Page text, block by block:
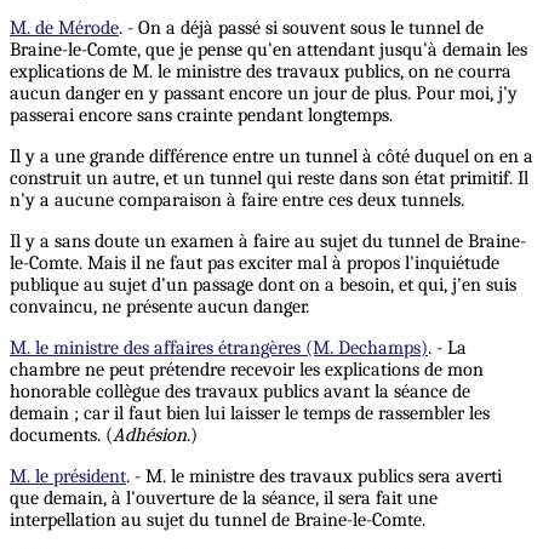
M. de Mérode. - On a déjà passé si souvent sous le tunnel de
Braine-le-Comte, que je pense qu'en attendant jusqu'à demain les
explications de M. le ministre des travaux publics, on ne courra
aucun danger en y passant encore un jour de plus. Pour moi, j'y
passerai encore sans crainte pendant longtemps.
Il y a une grande différence entre un tunnel à côté duquel on en a
construit un autre, et un tunnel qui reste dans son état primitif. Il
n'y a aucune comparaison à faire entre ces deux tunnels.
Il y a sans doute un examen à faire au sujet du tunnel de Braine-
le-Comte. Mais il ne faut pas exciter mal à propos l'inquiétude
publique au sujet d'un passage dont on a besoin, et qui, j'en suis
convaincu, ne présente aucun danger.
M. le ministre des affaires étrangères (M. Dechamps). - La
chambre ne peut prétendre recevoir les explications de mon
honorable collègue des travaux publics avant la séance de
demain ; car il faut bien lui laisser le temps de rassembler les
documents. (Adhésion.)
M. le président. - M. le ministre des travaux publics sera averti
que demain, à l'ouverture de la séance, il sera fait une
interpellation au sujet du tunnel de Braine-le-Comte.